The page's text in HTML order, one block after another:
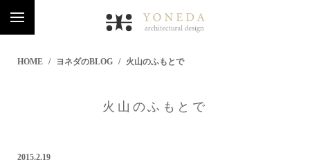
HOME ヨネダのBLOG 火山のふもとで
火山のふもとで
2015.2.19